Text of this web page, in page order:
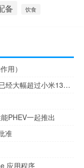
备 饮食
用）
新的小米14和小米14 Ultra在欧洲的销量已经大幅超过小米13系列
PHEV一起推出
准
应用程序